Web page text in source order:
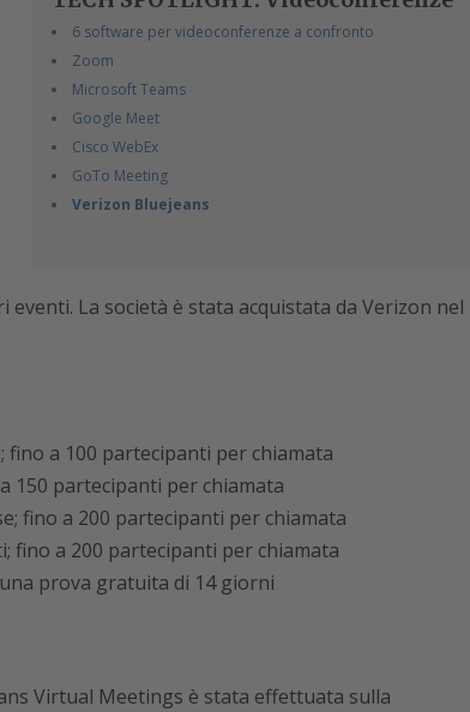
6 software per videoconferenze a confronto
Zoom
Microsoft Teams
Google Meet
Cisco WebEx
GoTo Meeting
Verizon Bluejeans
La società è stata acquistata da Verizon nel
fino a 100 partecipanti per chiamata
150 partecipanti per chiamata
fino a 200 partecipanti per chiamata
fino a 200 partecipanti per chiamata
prova gratuita di 14 giorni
Virtual Meetings è stata effettuata sulla